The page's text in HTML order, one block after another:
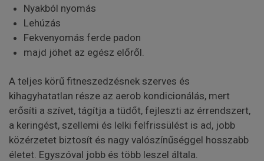
Nyakból nyomás
Lehúzás
Fekvenyomás ferde padon
majd jöhet az egész előről.
A teljes körű fitneszedzésnek szerves és
kihagyhatatlan része az aerob kondicionálás, mert
erősíti a szívet, tágítja a tüdőt, fejleszti az érrendszert,
a keringést, szellemi és lelki felfrissülést is ad, jobb
közérzetet biztosít és nagy valószínűséggel hosszabb
életet. Egyszóval jobb és több leszel általa.